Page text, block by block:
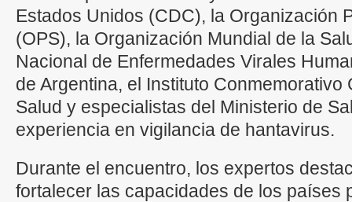
Estados Unidos (CDC), la Organización
(OPS), la Organización Mundial de la
Nacional de Enfermedades Virales
de Argentina, el Instituto
Salud y especialistas del Ministerio de
experiencia en vigilancia de hantavirus.
Durante el encuentro, los expertos
fortalecer las capacidades de los países